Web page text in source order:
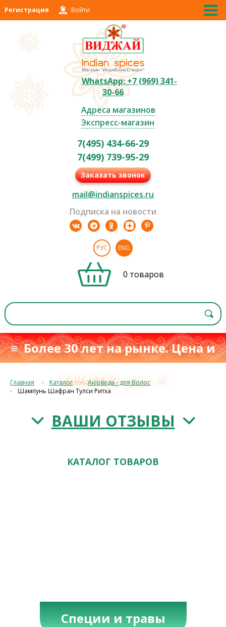
Регистрация Войти
WhatsApp: +7 (969) 341-
30-66
Адреса магазинов
Экспресс-магазин
7(495) 434-66-29
7(499) 739-95-29
Заказать звонок
mail@indianspices.ru
Подписка на новости
РУС ENG
0 товаров
≡ Более 30 лет на рынке. Цена и
качествос 1993 г. ≡
Главная Каталог
Аюрведа - для Волос
Шампунь Шафран Тулси Ритха
ВАШИ ОТЗЫВЫ
КАТАЛОГ ТОВАРОВ
Специи и травы